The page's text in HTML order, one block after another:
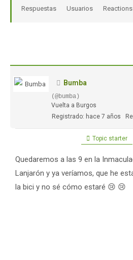
Respuestas Usuarios Reactions
Bumba
(@bumba)
Vuelta a Burgos
Registrado: hace 7 años
Topic starter
Quedaremos a las 9 en la
Lanjarón y ya veríamos, que he
la bici y no sé cómo estaré 😢 😢